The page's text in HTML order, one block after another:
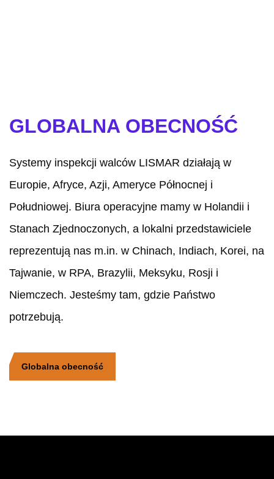
GLOBALNA OBECNOŚĆ
Systemy inspekcji walców LISMAR działają w
Europie, Afryce, Azji, Ameryce Północnej i
Południowej. Biura operacyjne mamy w Holandii i
Stanach Zjednoczonych, a lokalni przedstawiciele
reprezentują nas m.in. w Chinach, Indiach, Korei, na
Tajwanie, w RPA, Brazylii, Meksyku, Rosji i
Niemczech. Jesteśmy tam, gdzie Państwo
potrzebują.
Globalna obecność